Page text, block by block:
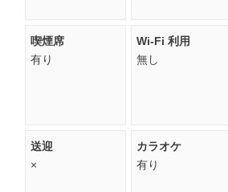
喫煙席
有り
Wi-Fi 利用
無し
送迎
×
カラオケ
有り